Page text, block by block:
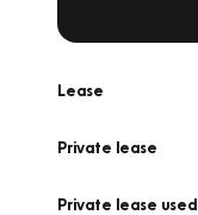
Lease
Private lease
Private lease used